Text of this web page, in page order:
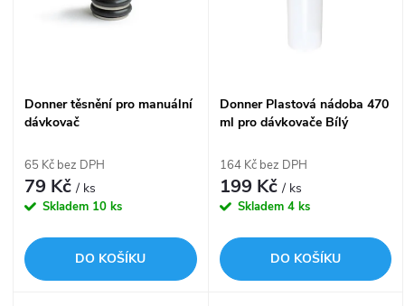
p
o
d
s
o
d
Donner těsnění pro manuální
dávkovač
65 Kč bez DPH
79 Kč/ ks
Skladem 10 ks
DO KOŠÍKU
Donner Plastová nádoba 470
ml pro dávkovače Bílý
164 Kč bez DPH
199 Kč/ ks
Skladem 4 ks
DO KOŠÍKU